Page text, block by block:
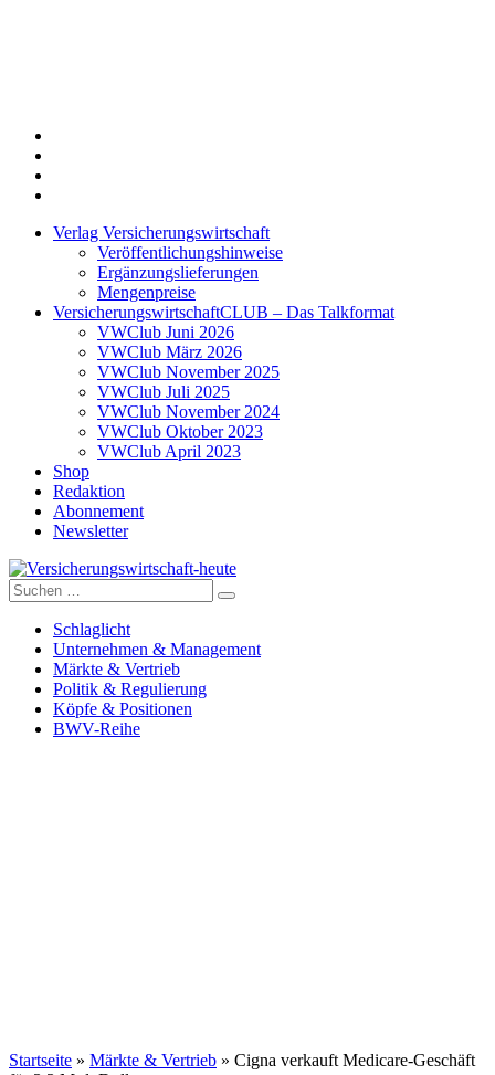
Verlag Versicherungswirtschaft
Veröffentlichungshinweise
Ergänzungslieferungen
Mengenpreise
VersicherungswirtschaftCLUB – Das Talkformat
VWClub Juni 2026
VWClub März 2026
VWClub November 2025
VWClub Juli 2025
VWClub November 2024
VWClub Oktober 2023
VWClub April 2023
Shop
Redaktion
Abonnement
Newsletter
Versicherungswirtschaft-heute
Suche
nach:
Schlaglicht
Unternehmen & Management
Märkte & Vertrieb
Politik & Regulierung
Köpfe & Positionen
BWV-Reihe
Startseite » Märkte & Vertrieb » Cigna verkauft Medicare-Geschäft